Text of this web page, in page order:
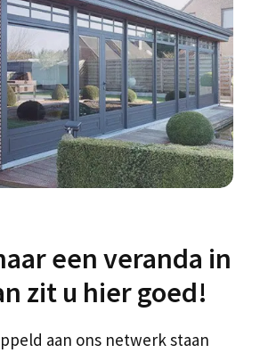
een veranda in
zit u hier goed!
aan ons netwerk staan